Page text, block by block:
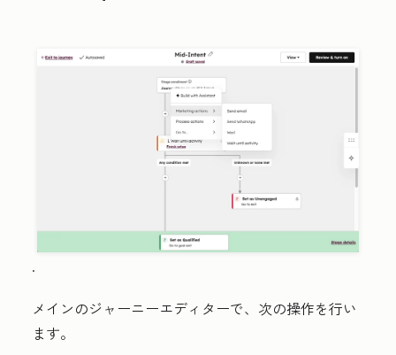
.
メインのジャーニーエディターで、次の操作を行い
ます。